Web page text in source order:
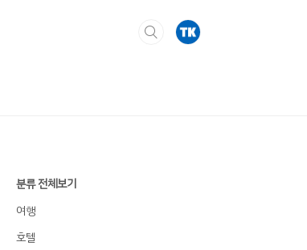
분류 전체보기
여행
호텔